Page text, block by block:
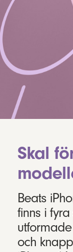
Skal
Beats
finns i
och